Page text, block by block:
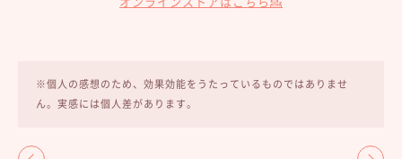
※個人の感想のため、効果効能をうたっているものではありませ
ん。実感には個人差があります。